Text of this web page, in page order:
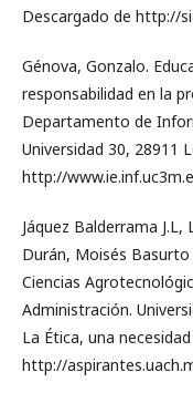
Descargado de http://
Génova, Gonzalo.
responsabilidad en la
Departamento de
Universidad 30, 28911
http://
Jáquez Balderrama
Durán, Moisés
Ciencias
Administración.
La Ética, una
http://